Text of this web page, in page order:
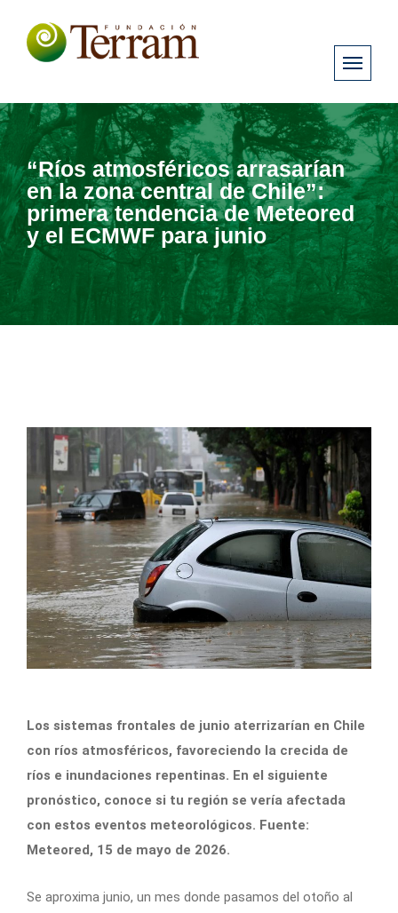
“Ríos atmosféricos arrasarían
en la zona central de Chile”:
primera tendencia de Meteored
y el ECMWF para junio
Los sistemas frontales de junio aterrizarían en Chile
con ríos atmosféricos, favoreciendo la crecida de
ríos e inundaciones repentinas. En el siguiente
pronóstico, conoce si tu región se vería afectada
con estos eventos meteorológicos. Fuente:
Meteored, 15 de mayo de 2026.
Se aproxima junio, un mes donde pasamos del otoño al